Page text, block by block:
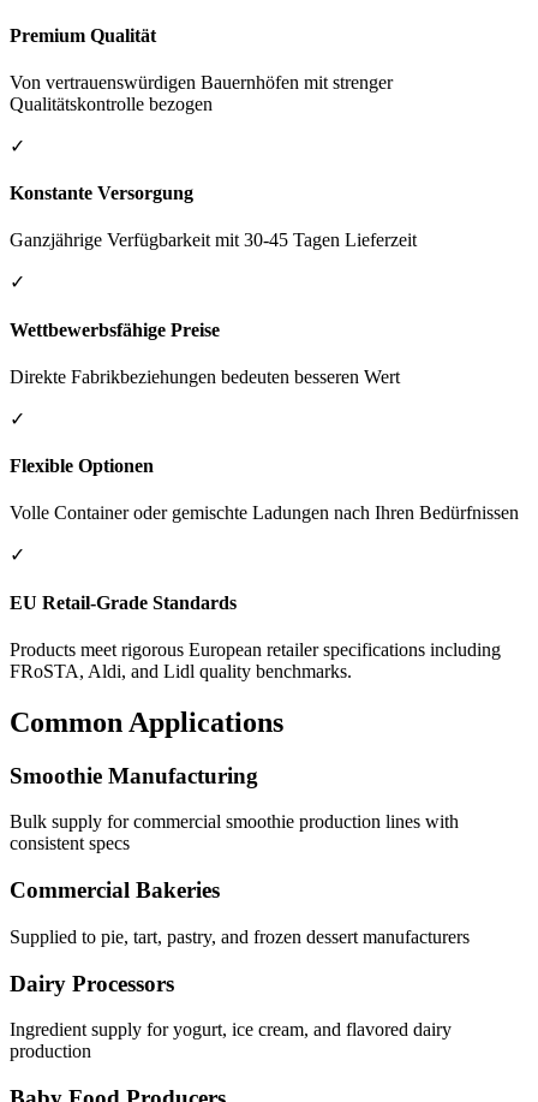
Premium Qualität
Von vertrauenswürdigen Bauernhöfen mit strenger
Qualitätskontrolle bezogen
✓
Konstante Versorgung
Ganzjährige Verfügbarkeit mit 30-45 Tagen Lieferzeit
✓
Wettbewerbsfähige Preise
Direkte Fabrikbeziehungen bedeuten besseren Wert
✓
Flexible Optionen
Volle Container oder gemischte Ladungen nach Ihren Bedürfnissen
✓
EU Retail-Grade Standards
Products meet rigorous European retailer specifications including
FRoSTA, Aldi, and Lidl quality benchmarks.
Common Applications
Smoothie Manufacturing
Bulk supply for commercial smoothie production lines with
consistent specs
Commercial Bakeries
Supplied to pie, tart, pastry, and frozen dessert manufacturers
Dairy Processors
Ingredient supply for yogurt, ice cream, and flavored dairy
production